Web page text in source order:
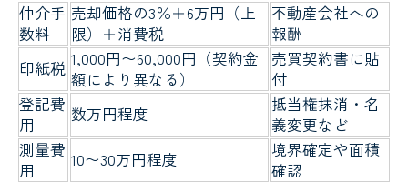
仲介手
数料
売却価格の3％＋6万円（上
限）＋消費税
不動産会社への
報酬
印紙税 1,000円〜60,000円（契約金
額により異なる）
売買契約書に貼
付
登記費
用
数万円程度
抵当権抹消・名
義変更など
測量費
用
10〜30万円程度
境界確定や面積
確認